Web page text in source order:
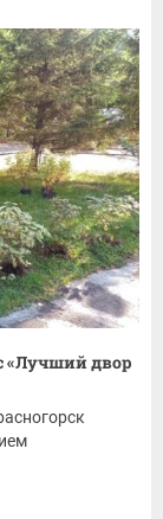
«Лучший двор